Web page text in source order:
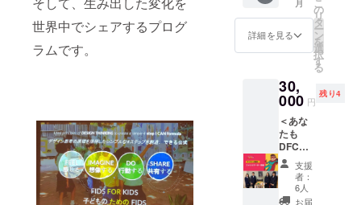
世界中でシェアするプログ
ラムです。
どもサ
ミット
に参加
した日
本の子
ちによ
るリア
ル報告
会ご招
待
※2019
年12月
14日
（土）
夕方、
詳細を見る
の
リ
タ
ー
ン
を
選
択
す
る
30,
000 円
残り4
＜あな
たも
DFC
ファシ
リテー
ター
に！
支援
者：
6人
お届